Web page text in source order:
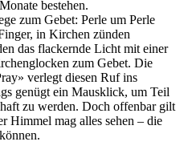
bestehen.
zum Gebet: Perle um Perle
in Kirchen zünden
das flackernde Licht mit einer
zum Gebet. Die
verlegt diesen Ruf ins
genügt ein Mausklick, um Teil
zu werden. Doch offenbar gilt
Himmel mag alles sehen – die